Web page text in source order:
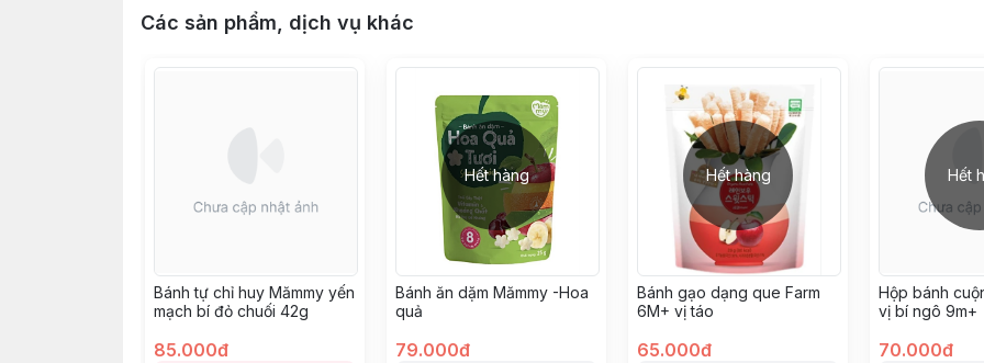
Các sản phẩm, dịch vụ khác
Bánh tự chỉ huy Mămmy yến
mạch bí đỏ chuối 42g
85.000đ
Hết hàng
Bánh ăn dặm Mămmy -Hoa
quả
79.000đ
Hết hàng
Bánh gạo dạng que Farm
6M+ vị táo
65.000đ
Hết
Hộp bánh
vị bí ngô 9m+
70.000đ